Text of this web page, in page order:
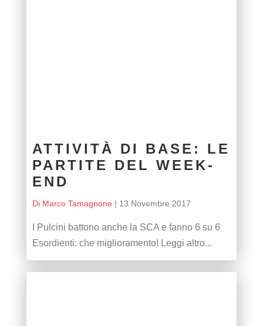
ATTIVITÀ DI BASE: LE
PARTITE DEL WEEK-
END
Di Marco Tamagnone| 13 Novembre 2017
I Pulcini battono anche la SCA e fanno 6 su 6
Esordienti: che miglioramento! Leggi altro...